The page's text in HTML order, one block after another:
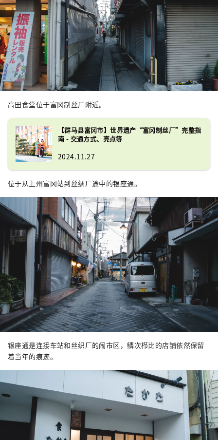
高田食堂位于富冈制丝厂附近。
【群马县富冈市】世界遗产“富冈制丝厂”完整指
南 - 交通方式、亮点等
2024.11.27
位于从上州富冈站到丝绸厂途中的银座通。
银座通是连接车站和丝织厂的闹市区，鳞次栉比的店铺依然保留
着当年的痕迹。